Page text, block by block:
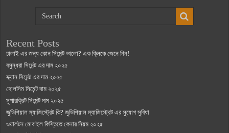
Recent Posts
ঢালাই এর জন্য কোন সিমেন্ট ভালো? এক ক্লিকে জেনে নিন!
বসুন্ধরা সিমেন্ট এর দাম ২০২৫
স্ক্যান সিমেন্ট এর দাম ২০২৫
হোলসিম সিমেন্ট দাম ২০২৫
সুপারক্রিট সিমেন্ট দাম ২০২৫
জুডিশিয়াল ম্যাজিস্ট্রেট কি? জুডিশিয়াল ম্যাজিস্ট্রেট এর সুযোগ সুবিধা
ওয়ালটন মোবাইল কিস্তিতে কেনার নিয়ম ২০২৫